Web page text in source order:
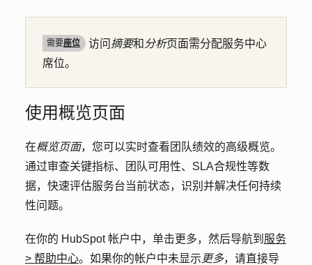
需要座位 访问 摘要和 分析页面需分配服务中心
席位。
使用概览页面
在概览页面，您可以实时查看团队绩效的高级概览。
通过审查关键指标、团队可用性、SLA合规性等数
据，快速评估服务台当前状态，识别并解决任何持续
性问题。
在你的 HubSpot 帐户中，单击更多，然后导航到 服务
> 帮助中心。如果你的帐户中未显示 更多，请直接导